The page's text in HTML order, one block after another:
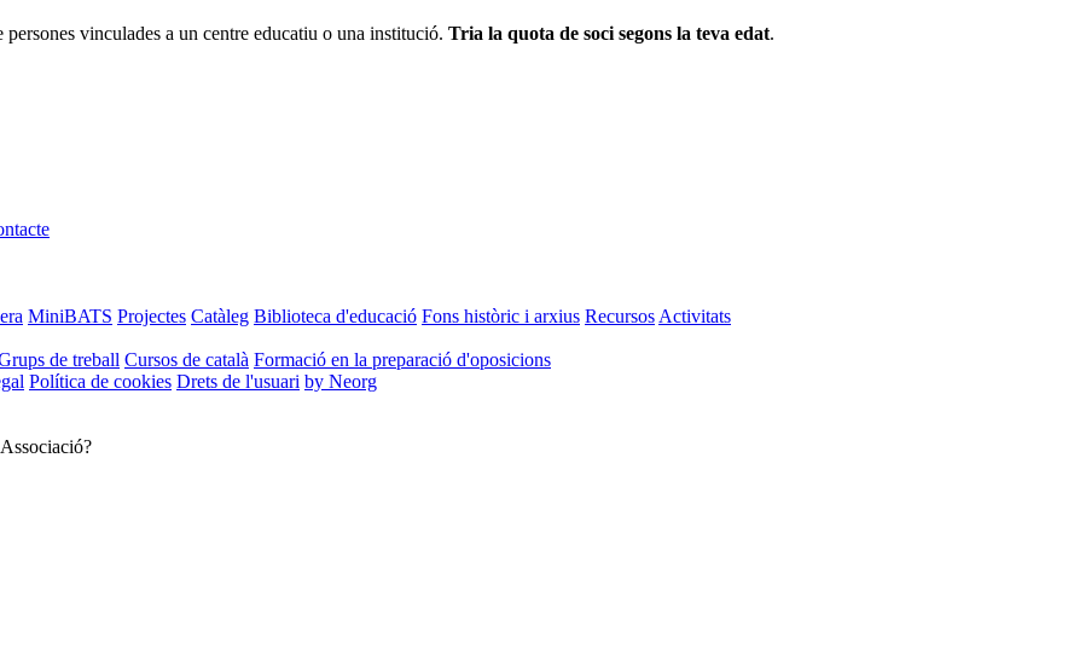
vinculades a un centre educatiu o una institució. Tria la quota de soci segons la teva edat.
MiniBATS Projectes Catàleg Biblioteca d'educació Fons històric i arxius Recursos Activitats
de treball Cursos de català Formació en la preparació d'oposicions
Política de cookies Drets de l'usuari by Neorg